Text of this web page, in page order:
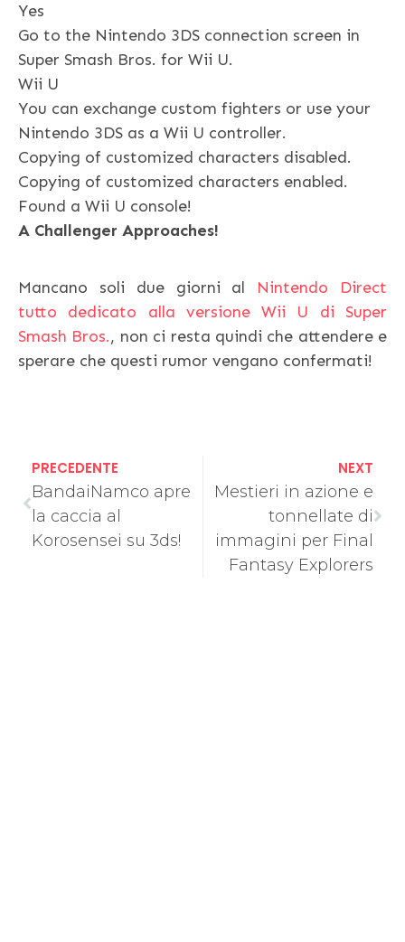
Yes
Go to the Nintendo 3DS connection screen in
Super Smash Bros. for Wii U.
Wii U
You can exchange custom fighters or use your
Nintendo 3DS as a Wii U controller.
Copying of customized characters disabled.
Copying of customized characters enabled.
Found a Wii U console!
A Challenger Approaches!
Mancano soli due giorni al Nintendo Direct
tutto dedicato alla versione Wii U di Super
Smash Bros., non ci resta quindi che attendere e
sperare che questi rumor vengano confermati!
PRECEDENTE
BandaiNamco apre
la caccia al
Korosensei su 3ds!
NEXT
Mestieri in azione e
tonnellate di
immagini per Final
Fantasy Explorers